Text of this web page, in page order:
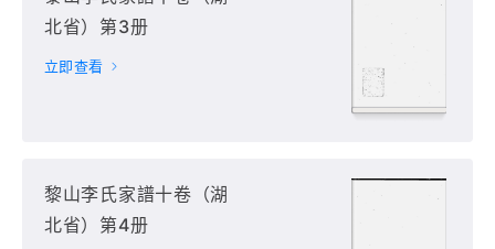
北省）第3册
立即查看
黎山李氏家譜十卷（湖
北省）第4册